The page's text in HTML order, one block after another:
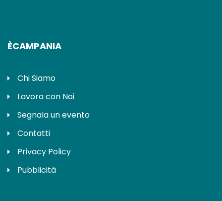
ÈCAMPANIA
Chi Siamo
Lavora con Noi
Segnala un evento
Contatti
Privacy Policy
Pubblicità